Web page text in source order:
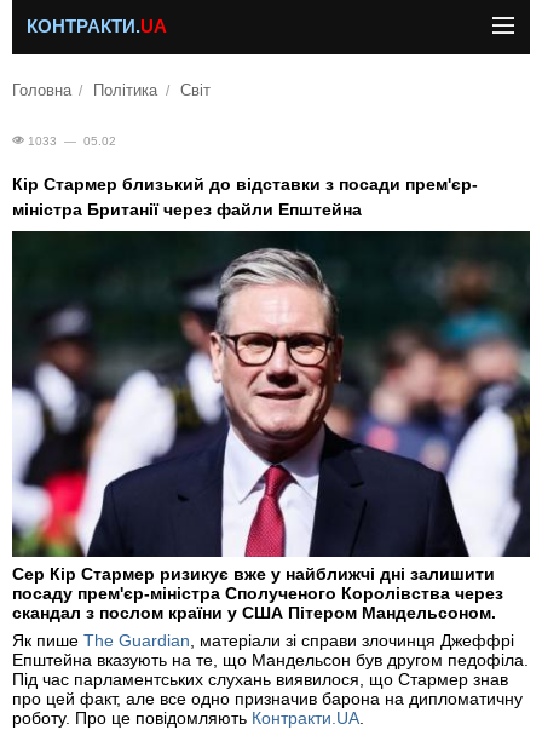
КОНТРАКТИ.UA
Головна Політика Світ
1033 — 05.02
Кір Стармер близький до відставки з посади прем'єр-
міністра Британії через файли Епштейна
Сер Кір Стармер ризикує вже у найближчі дні залишити
посаду прем'єр-міністра Сполученого Королівства через
скандал з послом країни у США Пітером Мандельсоном.
Як пише The Guardian , матеріали зі справи злочинця Джеффрі
Епштейна вказують на те, що Мандельсон був другом педофіла.
Під час парламентських слухань виявилося, що Стармер знав
про цей факт, але все одно призначив барона на дипломатичну
роботу. Про це повідомляють Контракти.UA